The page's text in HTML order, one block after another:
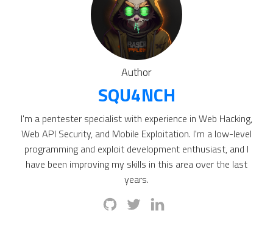
Author
SQU4NCH
I'm a pentester specialist with experience in Web Hacking,
Web API Security, and Mobile Exploitation. I'm a low-level
programming and exploit development enthusiast, and I
have been improving my skills in this area over the last
years.